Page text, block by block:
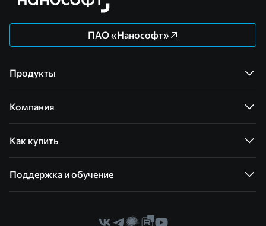
ПАО «Нанософт»
Продукты
Компания
Как купить
Поддержка и обучение